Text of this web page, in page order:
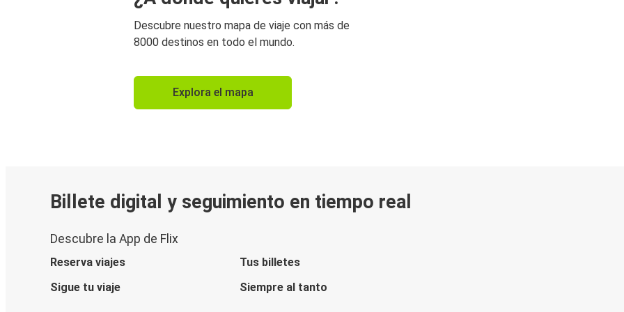
Descubre nuestro mapa de viaje con más de
8000 destinos en todo el mundo.
Explora el mapa
Billete digital y seguimiento en tiempo real
Descubre la App de Flix
Reserva viajes
Tus billetes
Sigue tu viaje
Siempre al tanto